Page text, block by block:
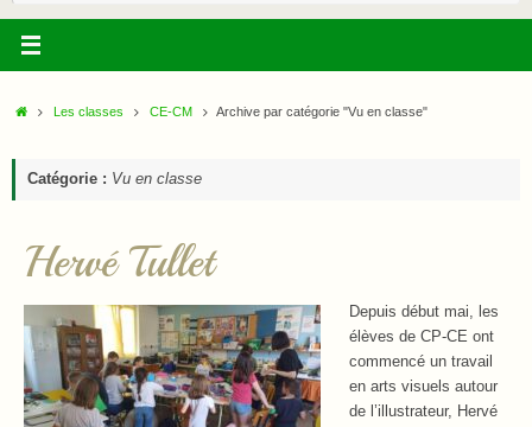
AccueilLes classes CE-CM Archive par catégorie "Vu en classe"
Catégorie : Vu en classe
Hervé Tullet
Depuis début mai, les
élèves de CP-CE ont
commencé un travail
en arts visuels autour
de l’illustrateur, Hervé